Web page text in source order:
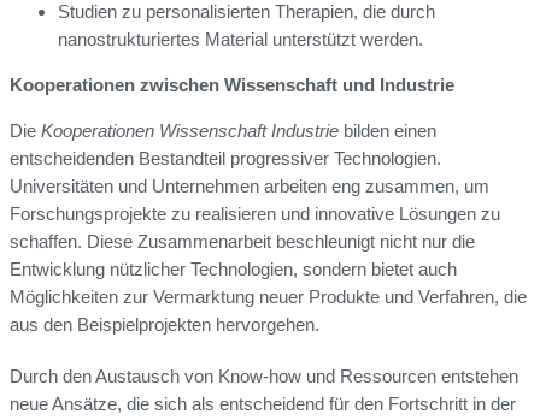
Studien zu personalisierten Therapien, die durch
nanostrukturiertes Material unterstützt werden.
Kooperationen zwischen Wissenschaft und Industrie
Die Kooperationen Wissenschaft Industrie bilden einen
entscheidenden Bestandteil progressiver Technologien.
Universitäten und Unternehmen arbeiten eng zusammen, um
Forschungsprojekte zu realisieren und innovative Lösungen zu
schaffen. Diese Zusammenarbeit beschleunigt nicht nur die
Entwicklung nützlicher Technologien, sondern bietet auch
Möglichkeiten zur Vermarktung neuer Produkte und Verfahren, die
aus den Beispielprojekten hervorgehen.
Durch den Austausch von Know-how und Ressourcen entstehen
neue Ansätze, die sich als entscheidend für den Fortschritt in der